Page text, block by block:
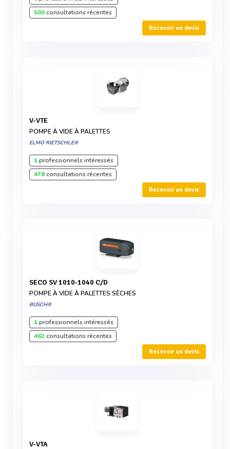
500consultations récentes
Recevoir un devis
V-VTE
POMPE À VIDE À PALETTES
ELMO RIETSCHLE®
1professionnels intéressés
478consultations récentes
Recevoir un devis
SECO SV 1010-1040 C/D
POMPE À VIDE À PALETTES SÈCHES
BUSCH®
1professionnels intéressés
462consultations récentes
Recevoir un devis
V-VTA